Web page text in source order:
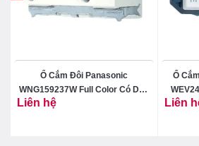
Ổ Cắm Đôi Panasonic
WNG159237W Full Color Có Dây
Liên hệ
Ổ
Liên